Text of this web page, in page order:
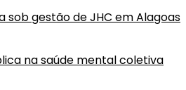
sob gestão de JHC em Alagoas
na saúde mental coletiva